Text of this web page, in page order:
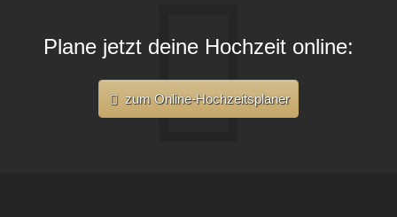
Plane jetzt deine Hochzeit online:
zum Online-Hochzeitsplaner